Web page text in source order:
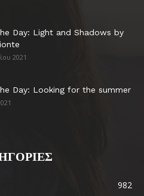
Day: Light and Shadows by
2021
Day: Looking for the summer
982